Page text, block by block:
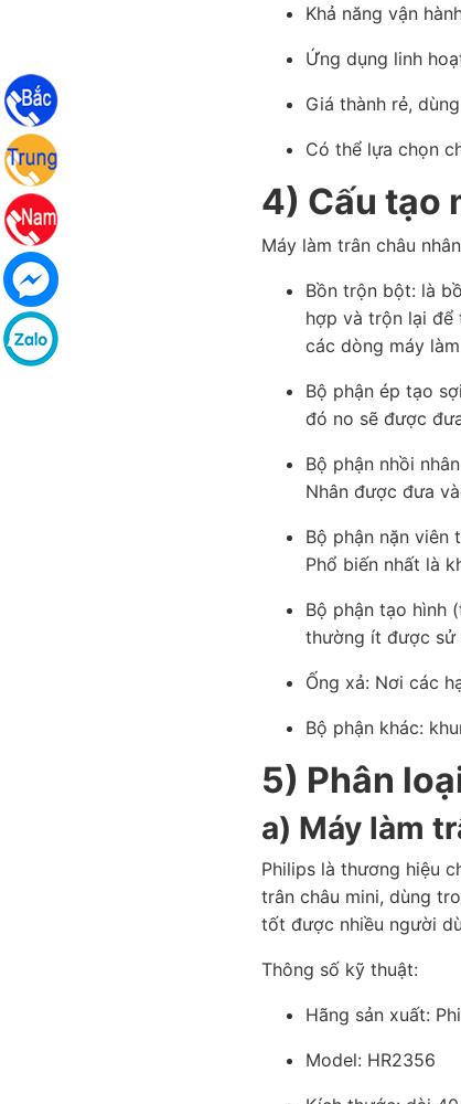
Khả năng vận
Ứng dụng linh
Giá thành rẻ,
Có thể lựa chọn
4) Cấu tạo
Máy làm trân châu
Bồn trộn bột: là
hợp và trộn lại
các dòng máy
Bộ phận ép tạo
đó no sẽ được
Bộ phận nhồi
Nhân được đưa
Bộ phận nặn viên
Phổ biến nhất là
Bộ phận tạo hình
thường ít được sử
Ống xả: Nơi các
Bộ phận khác:
5) Phân
a) Máy làm
Philips là thương hiệu
trân châu mini, dùng
tốt được nhiều người
Thông số kỹ thuật:
Hãng sản xuất:
Model: HR2356